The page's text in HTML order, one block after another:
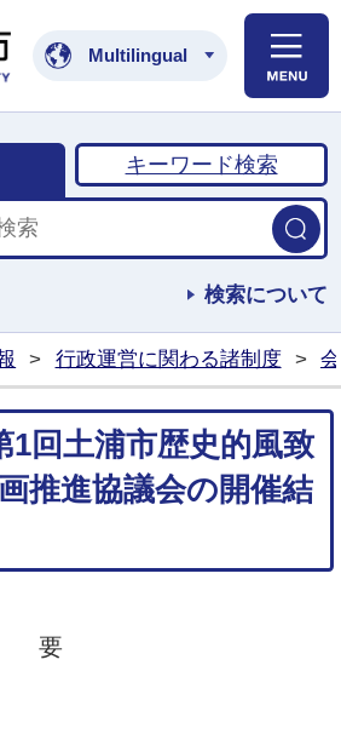
土浦市公式ホームペ
Multilingual
キーワード検索
検索について
> 行政運営に関わる諸制度 >
1回土浦市歴史的風致
推進協議会の開催結
要